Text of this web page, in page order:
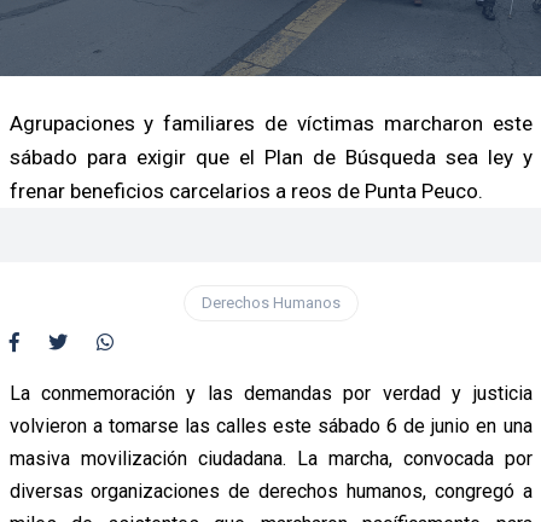
Agrupaciones y familiares de víctimas marcharon este
sábado para exigir que el Plan de Búsqueda sea ley y
frenar beneficios carcelarios a reos de Punta Peuco.
Derechos Humanos
La conmemoración y las demandas por verdad y justicia
volvieron a tomarse las calles este sábado 6 de junio en una
masiva movilización ciudadana. La marcha, convocada por
diversas organizaciones de derechos humanos, congregó a